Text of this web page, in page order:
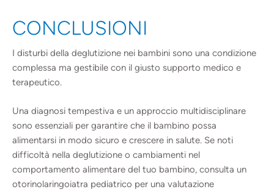
CONCLUSIONI
I disturbi della deglutizione nei bambini sono una condizione
complessa ma gestibile con il giusto supporto medico e
terapeutico.
Una diagnosi tempestiva e un approccio multidisciplinare
sono essenziali per garantire che il bambino possa
alimentarsi in modo sicuro e crescere in salute. Se noti
difficoltà nella deglutizione o cambiamenti nel
comportamento alimentare del tuo bambino, consulta un
otorinolaringoiatra pediatrico per una valutazione